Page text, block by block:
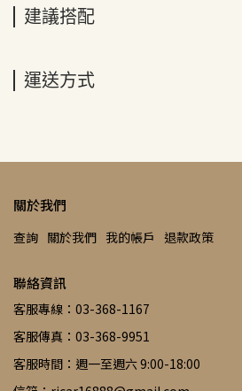
建議搭配
運送方式
關於我們
查詢 關於我們 我的帳戶 退款政策
聯絡資訊
客服專線：03-368-1167
客服傳真：03-368-9951
客服時間：週一至週六 9:00-18:00